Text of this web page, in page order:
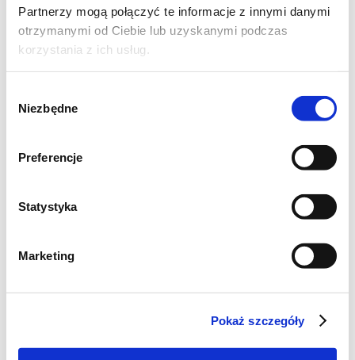
Partnerzy mogą połączyć te informacje z innymi danymi
otrzymanymi od Ciebie lub uzyskanymi podczas
korzystania z ich usług.
zgody
Niezbędne
Preferencje
Statystyka
Marketing
Pokaż szczegóły
Składniki:
3 łyżki nasion Chia
200 g bananów (2 sztuki)
200 g borówek amerykańskich